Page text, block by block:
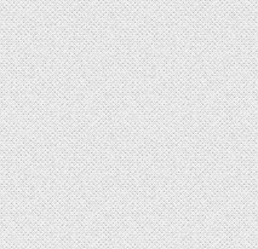
su nueva línea xboom junto a will.i.am.